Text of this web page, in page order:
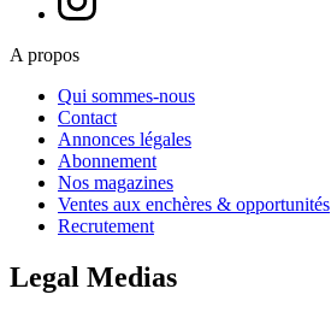
A propos
Qui sommes-nous
Contact
Annonces légales
Abonnement
Nos magazines
Ventes aux enchères & opportunités
Recrutement
Legal Medias